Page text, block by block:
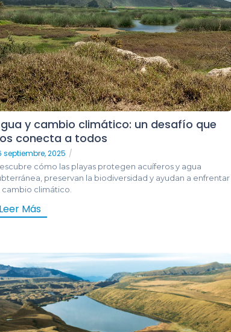
y cambio climático: un desafío que
conecta a todos
septiembre, 2025 /
cómo las playas protegen acuíferos y agua
preservan la biodiversidad y ayudan a enfrentar
cambio climático.
Leer Más